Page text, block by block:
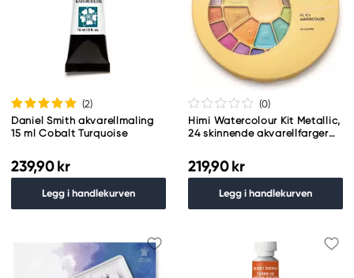
(2)
Daniel Smith akvarellmaling
15 ml Cobalt Turquoise
239,90 kr
Legg i handlekurven
(0)
Himi Watercolour Kit Metallic,
24 skinnende akvarellfarger
219,90 kr
Legg i handlekurven